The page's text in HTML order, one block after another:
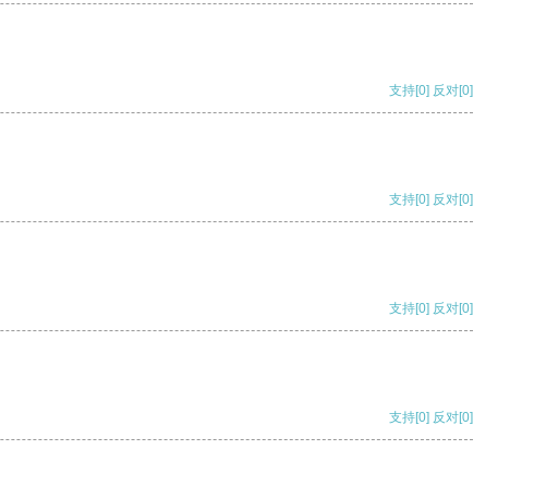
支持[0] 反对[0]
支持[0] 反对[0]
支持[0] 反对[0]
支持[0] 反对[0]